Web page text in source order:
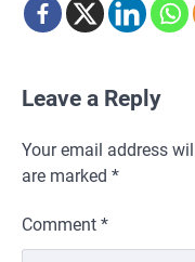
Leave a Reply
Your email address
are marked *
Comment *